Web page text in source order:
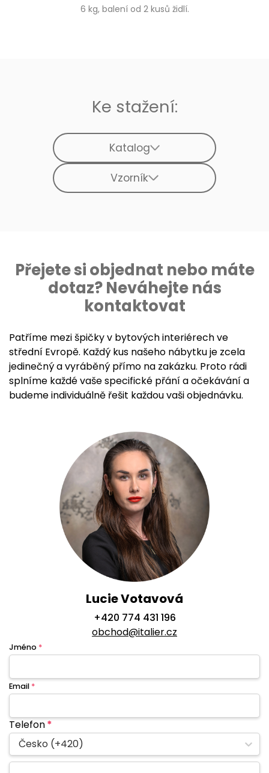
6 kg, balení od 2 kusů židlí.
Ke stažení:
Katalog
Vzorník
Přejete si objednat nebo máte
dotaz? Neváhejte nás
kontaktovat
Patříme mezi špičky v bytových interiérech ve
střední Evropě. Každý kus našeho nábytku je zcela
jedinečný a vyráběný přímo na zakázku. Proto rádi
splníme každé vaše specifické přání a očekávání a
budeme individuálně řešit každou vaši objednávku.
Lucie Votavová
+420 774 431 196
obchod@italier.cz
Jméno *
Email *
Telefon*
Česko (+420)